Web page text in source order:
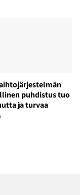
puhdistus tuo
ja turvaa